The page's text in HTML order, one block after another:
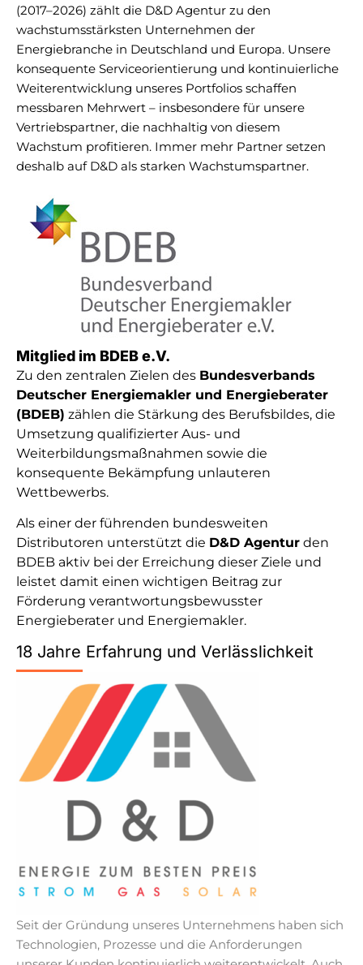
(2017–2026) zählt die D&D Agentur zu den
wachstumsstärksten Unternehmen der
Energiebranche in Deutschland und Europa. Unsere
konsequente Serviceorientierung und kontinuierliche
Weiterentwicklung unseres Portfolios schaffen
messbaren Mehrwert – insbesondere für unsere
Vertriebspartner, die nachhaltig von diesem
Wachstum profitieren. Immer mehr Partner setzen
deshalb auf D&D als starken Wachstumspartner.
Mitglied im BDEB e.V.
Zu den zentralen Zielen des Bundesverbands
Deutscher Energiemakler und Energieberater
(BDEB) zählen die Stärkung des Berufsbildes, die
Umsetzung qualifizierter Aus- und
Weiterbildungsmaßnahmen sowie die
konsequente Bekämpfung unlauteren
Wettbewerbs.
Als einer der führenden bundesweiten
Distributoren unterstützt die D&D Agentur den
BDEB aktiv bei der Erreichung dieser Ziele und
leistet damit einen wichtigen Beitrag zur
Förderung verantwortungsbewusster
Energieberater und Energiemakler.
18 Jahre Erfahrung und Verlässlichkeit
Seit der Gründung unseres Unternehmens haben sich
Technologien, Prozesse und die Anforderungen